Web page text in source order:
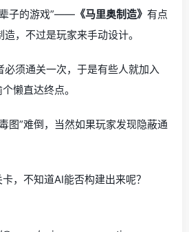
辈子的游戏”—— 《马里奥制造》 有点
，不过是玩家来手动设计。
必须通关一次，于是有些人就加入
懒直达终点。
图”难倒，当然如果玩家发现隐蔽通
，不知道AI能否构建出来呢？